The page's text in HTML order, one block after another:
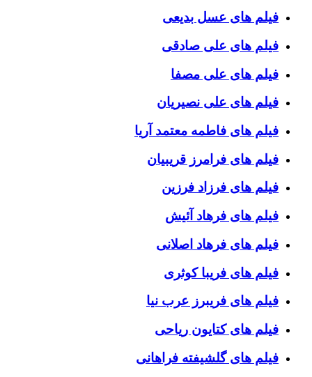
فیلم های عسل بدیعی
فیلم های علی صادقی
فیلم های علی مصفا
فیلم های علی نصیریان
فیلم های فاطمه معتمد آریا
فیلم های فرامرز قریبیان
فیلم های فرزاد فرزین
فیلم های فرهاد آئیش
فیلم های فرهاد اصلانی
فیلم های فریبا کوثری
فیلم های فریبرز عرب نیا
فیلم های کتایون ریاحی
فیلم های گلشیفته فراهانی